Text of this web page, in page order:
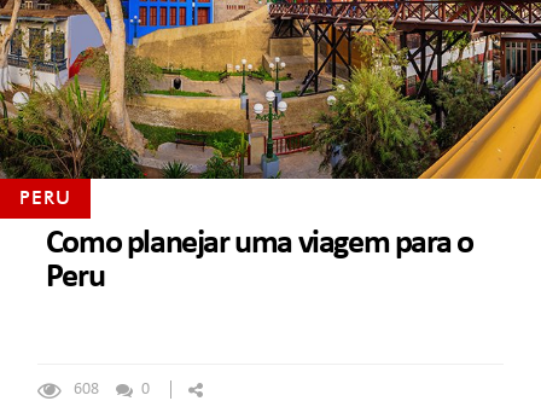
PERU
Como planejar uma viagem para o
Peru
608 0